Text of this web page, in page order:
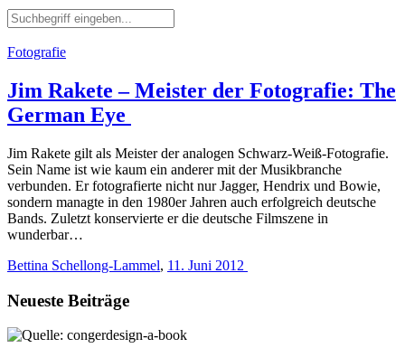
Fotografie
Jim Rakete – Meister der Fotografie: The
German Eye
Jim Rakete gilt als Meister der analogen Schwarz-Weiß-Fotografie.
Sein Name ist wie kaum ein anderer mit der Musikbranche
verbunden. Er fotografierte nicht nur Jagger, Hendrix und Bowie,
sondern managte in den 1980er Jahren auch erfolgreich deutsche
Bands. Zuletzt konservierte er die deutsche Filmszene in
wunderbar…
Bettina Schellong-Lammel, 11. Juni 2012
Neueste Beiträge